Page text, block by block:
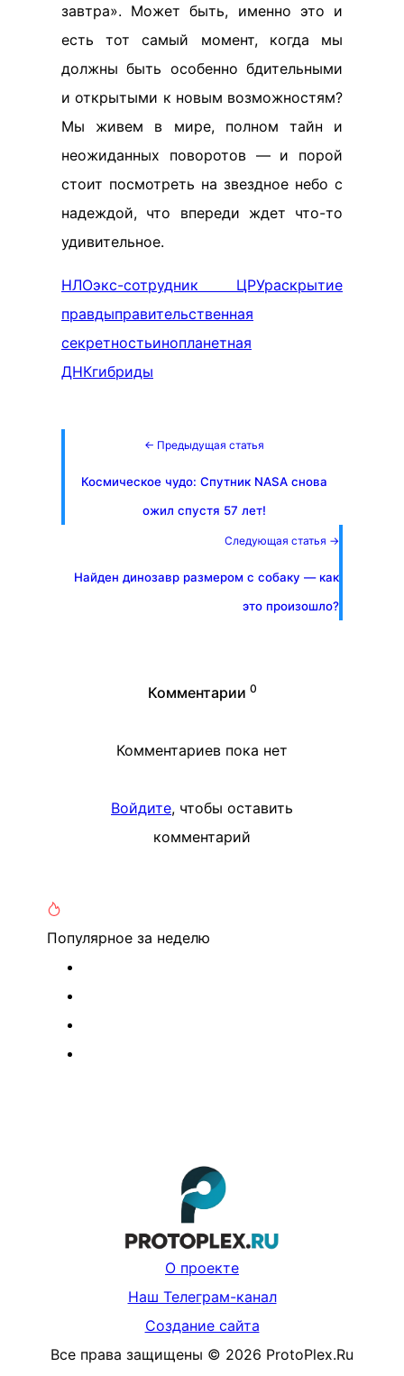
завтра». Может быть, именно это и
есть тот самый момент, когда мы
должны быть особенно бдительными
и открытыми к новым возможностям?
Мы живем в мире, полном тайн и
неожиданных поворотов — и порой
стоит посмотреть на звездное небо с
надеждой, что впереди ждет что-то
удивительное.
НЛОэкс-сотрудник ЦРУраскрытие
правдыправительственная
секретностьинопланетная
ДНКгибриды
← Предыдущая статья
Космическое чудо: Спутник NASA снова
ожил спустя 57 лет!
Следующая статья →
Найден динозавр размером с собаку — как
это произошло?
Комментарии 0
Комментариев пока нет
Войдите, чтобы оставить
комментарий
Популярное за неделю
О проекте
Наш Телеграм-канал
Создание сайта
Все права защищены © 2026 ProtoPlex.Ru